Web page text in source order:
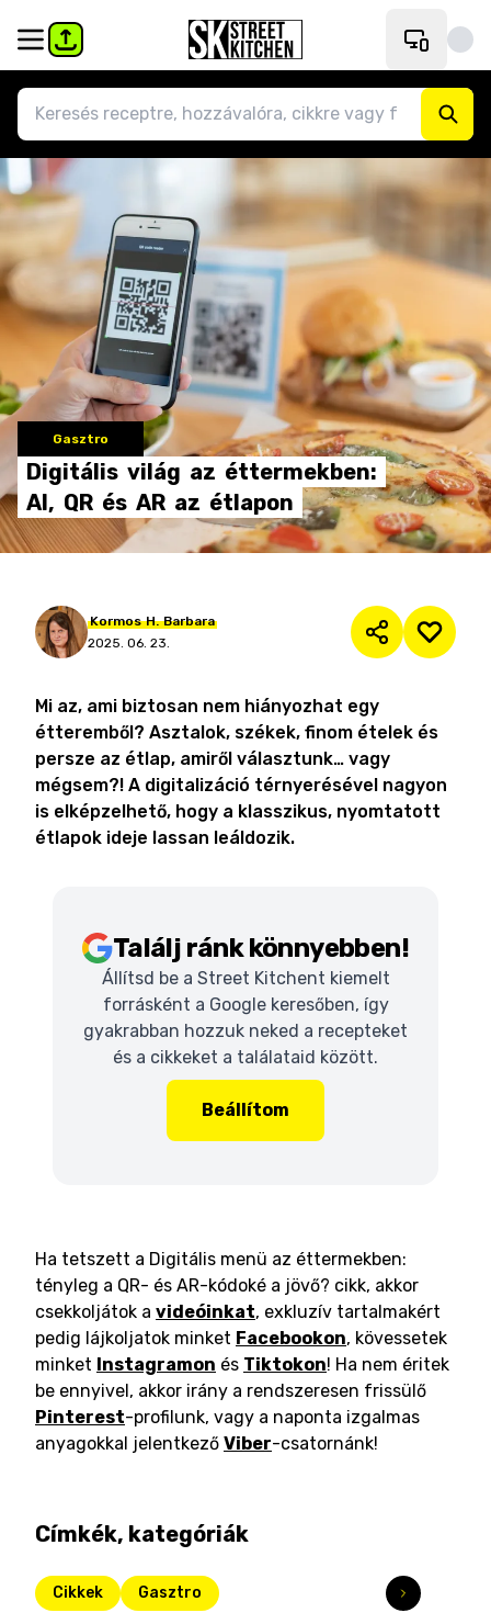
Gasztro
Digitális világ az éttermekben:
AI, QR és AR az étlapon
Kormos H. Barbara
2025. 06. 23.
Mi az, ami biztosan nem hiányozhat egy
étteremből? Asztalok, székek, finom ételek és
persze az étlap, amiről választunk… vagy
mégsem?! A digitalizáció térnyerésével nagyon
is elképzelhető, hogy a klasszikus, nyomtatott
étlapok ideje lassan leáldozik.
Találj ránk könnyebben!
Állítsd be a Street Kitchent kiemelt
forrásként a Google keresőben, így
gyakrabban hozzuk neked a recepteket
és a cikkeket a találataid között.
Beállítom
Ha tetszett a Digitális menü az éttermekben:
tényleg a QR- és AR-kódoké a jövő? cikk, akkor
csekkoljátok a videóinkat, exkluzív tartalmakért
pedig lájkoljatok minket Facebookon, kövessetek
minket Instagramon és Tiktokon! Ha nem éritek
be ennyivel, akkor irány a rendszeresen frissülő
Pinterest-profilunk, vagy a naponta izgalmas
anyagokkal jelentkező Viber-csatornánk!
Címkék, kategóriák
Cikkek Gasztro